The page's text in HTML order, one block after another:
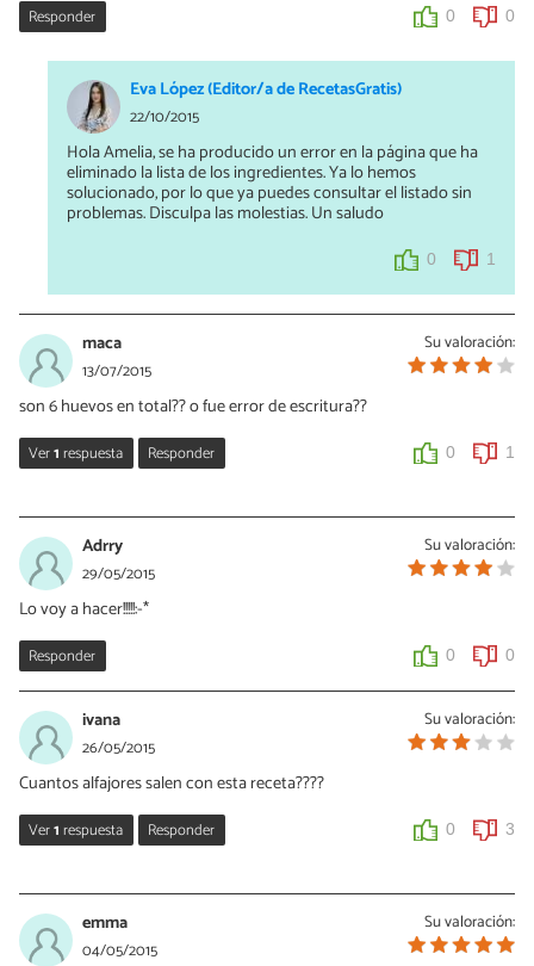
Responder 0 0
Eva López (Editor/a de RecetasGratis)
22/10/2015
Hola Amelia, se ha producido un error en la página que ha
eliminado la lista de los ingredientes. Ya lo hemos
solucionado, por lo que ya puedes consultar el listado sin
problemas. Disculpa las molestias. Un saludo
0 1
Su valoración:
maca
13/07/2015
son 6 huevos en total?? o fue error de escritura??
Ver1respuesta Responder 0 1
Hola Maca, aquí tienes otra receta mejor descrita para preparar
alfajores de maicena
alfajores-de-maicena-receta-45370.html
0 0
Su valoración:
Adrry
29/05/2015
Lo voy a hacer!!!!!:-*
Responder 0 0
Su valoración:
ivana
26/05/2015
Cuantos alfajores salen con esta receta????
Ver1respuesta Responder 0 3
05/07/2015
Dicen k 20 app
Su valoración:
emma
04/05/2015